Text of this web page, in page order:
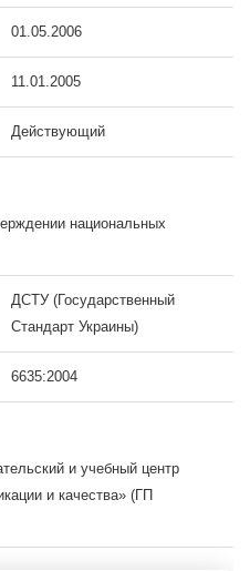
01.05.2006
11.01.2005
Действующий
национальных
ДСТУ (Государственный
Стандарт Украины)
6635:2004
и учебный центр
и качества» (ГП